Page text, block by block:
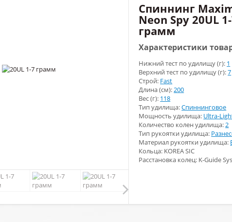
Спиннинг
Neon Spy 20UL
грамм
Характеристики
Нижний тест по удилищу (г): 1
Верхний тест по удилищу (г):7
Строй: Fast
Длина (см):200
Вес (г): 118
Тип удилища:Спиннинговое
Мощность удилища: Ultra-
Количество колен удилища:2
Тип рукоятки удилища:
Материал рукоятки удилища:
Кольца: KOREA SIC
Расстановка колец: K-Guide